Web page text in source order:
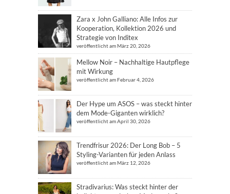
Zara x John Galliano: Alle Infos zur
Kooperation, Kollektion 2026 und
Strategie von Inditex
veröffentlicht am März 20, 2026
Mellow Noir – Nachhaltige Hautpflege
mit Wirkung
veröffentlicht am Februar 4, 2026
Der Hype um ASOS – was steckt hinter
dem Mode-Giganten wirklich?
veröffentlicht am April 30, 2026
Trendfrisur 2026: Der Long Bob – 5
Styling-Varianten für jeden Anlass
veröffentlicht am März 12, 2026
Stradivarius: Was steckt hinter der